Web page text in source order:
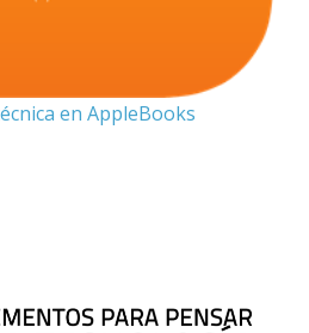
en AppleBooks